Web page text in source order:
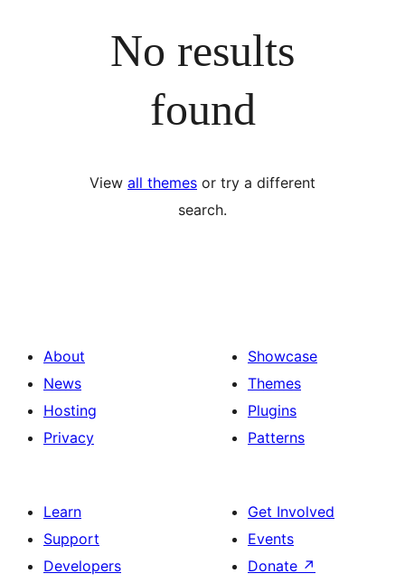
No results
found
View all themes or try a different
search.
About
News
Hosting
Privacy
Showcase
Themes
Plugins
Patterns
Learn
Support
Developers
Get Involved
Events
Donate ↗